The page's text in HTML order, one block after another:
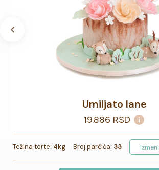
Umiljato lane
19.886 RSD
Težina torte: 4kg Broj parčića: 33 Izmeni